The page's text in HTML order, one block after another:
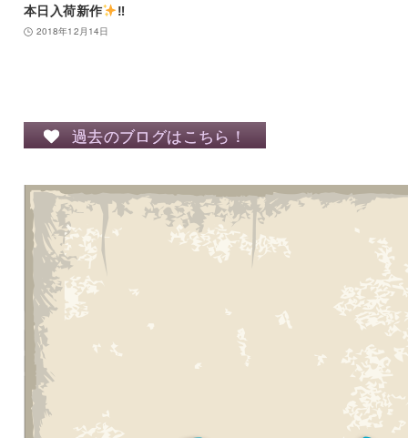
本日入荷新作 ‼︎
2018年12月14日
過去のブログはこちら！